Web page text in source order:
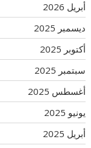
أبريل 2026
ديسمبر 2025
أكتوبر 2025
سبتمبر 2025
أغسطس 2025
يونيو 2025
أبريل 2025